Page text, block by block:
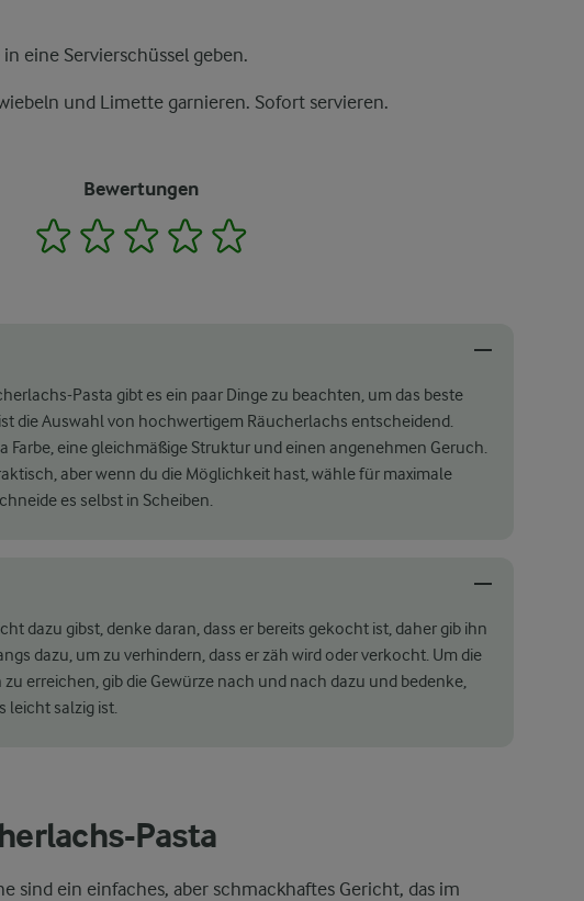
eine Servierschüssel geben.
und Limette garnieren. Sofort servieren.
Bewertungen
1 2 3 4
Pasta gibt es ein paar Dinge zu beachten, um das beste
die Auswahl von hochwertigem Räucherlachs entscheidend.
Farbe, eine gleichmäßige Struktur und einen angenehmen Geruch.
aber wenn du die Möglichkeit hast, wähle für maximale
es selbst in Scheiben.
dazu gibst, denke daran, dass er bereits gekocht ist, daher gib ihn
dazu, um zu verhindern, dass er zäh wird oder verkocht. Um die
erreichen, gib die Gewürze nach und nach dazu und bedenke,
leicht salzig ist.
Pasta
sind ein einfaches, aber schmackhaftes Gericht, das im